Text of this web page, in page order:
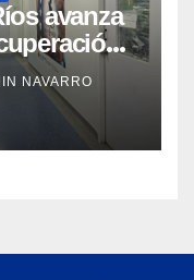
avanza
NAVARRO